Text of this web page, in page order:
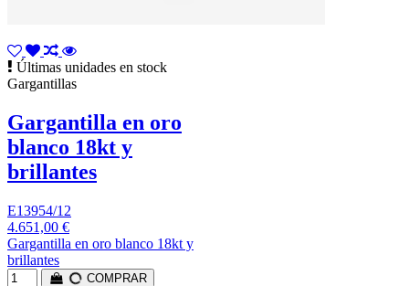
Últimas unidades en stock
Gargantillas
Gargantilla en oro
blanco 18kt y
brillantes
E13954/12
4.651,00 €
Gargantilla en oro blanco 18kt y
brillantes
COMPRAR